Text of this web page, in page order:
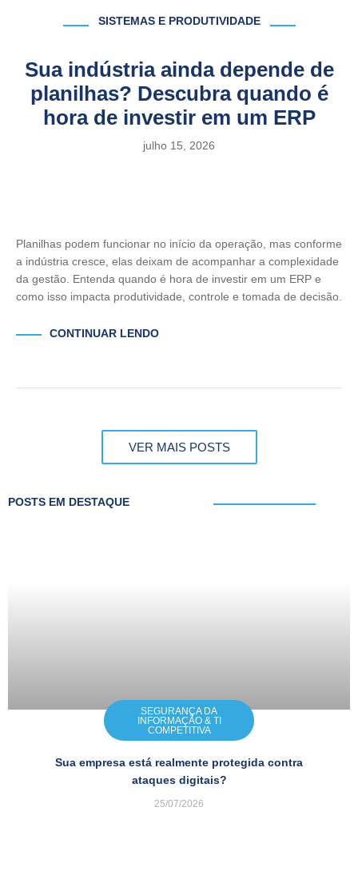
SISTEMAS E PRODUTIVIDADE
Sua indústria ainda depende de
planilhas? Descubra quando é
hora de investir em um ERP
julho 15, 2026
Planilhas podem funcionar no início da operação, mas conforme
a indústria cresce, elas deixam de acompanhar a complexidade
da gestão. Entenda quando é hora de investir em um ERP e
como isso impacta produtividade, controle e tomada de decisão.
CONTINUAR LENDO
VER MAIS POSTS
POSTS EM DESTAQUE
SEGURANÇA DA
INFORMAÇÃO & TI
COMPETITIVA
Sua empresa está realmente protegida contra
ataques digitais?
25/07/2026